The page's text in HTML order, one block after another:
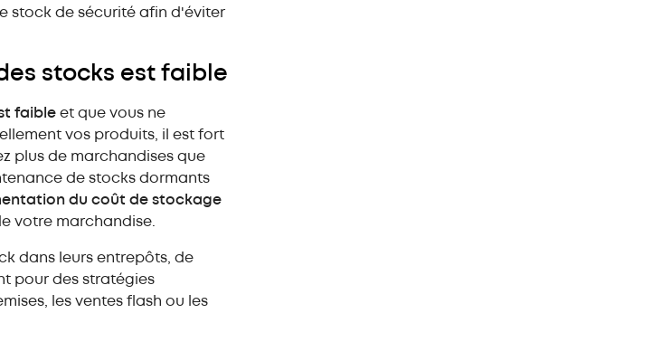
stock de sécurité afin d'éviter
stocks est faible
faible et que vous ne
vos produits, il est fort
plus de marchandises que
de stocks dormants
du coût de stockage
votre marchandise.
dans leurs entrepôts, de
pour des stratégies
les ventes flash ou les